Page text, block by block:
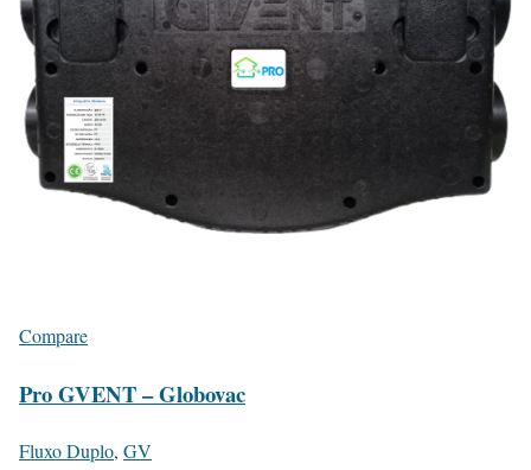
Compare
Pro GVENT – Globovac
Fluxo Duplo, GV